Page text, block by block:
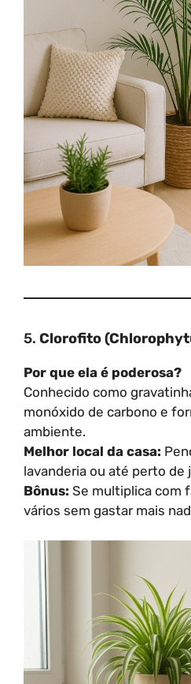
5. Clorofito
Por que ela é poderosa?
Conhecido como
monóxido de carbono e
ambiente.
Melhor local da casa:
lavanderia ou até perto de
Bônus: Se multiplica com
vários sem gastar mais